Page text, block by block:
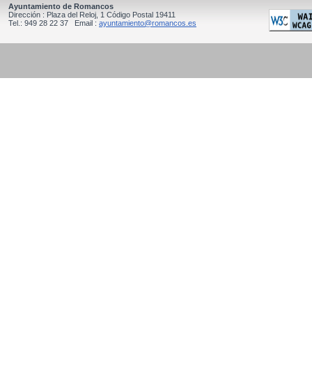
Ayuntamiento de Romancos
Dirección : Plaza del Reloj, 1 Código Postal 19411
Tel.: 949 28 22 37 Email : ayuntamiento@romancos.es